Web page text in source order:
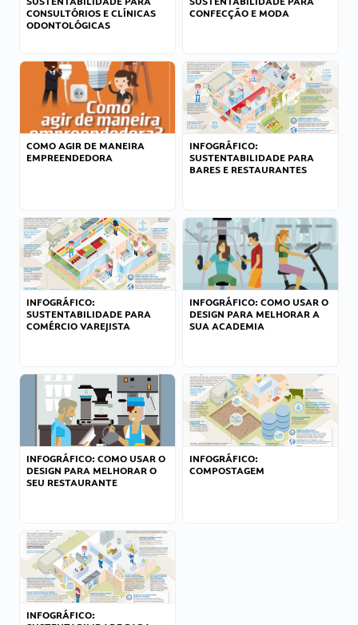
CONSULTÓRIOS E CLÍNICAS
ODONTOLÓGICAS
CONFECÇÃO E MODA
COMO AGIR DE MANEIRA
EMPREENDEDORA
INFOGRÁFICO:
SUSTENTABILIDADE PARA
BARES E RESTAURANTES
INFOGRÁFICO:
SUSTENTABILIDADE PARA
COMÉRCIO VAREJISTA
INFOGRÁFICO: COMO USAR O
DESIGN PARA MELHORAR A
SUA ACADEMIA
INFOGRÁFICO: COMO USAR O
DESIGN PARA MELHORAR O
SEU RESTAURANTE
INFOGRÁFICO:
COMPOSTAGEM
INFOGRÁFICO: